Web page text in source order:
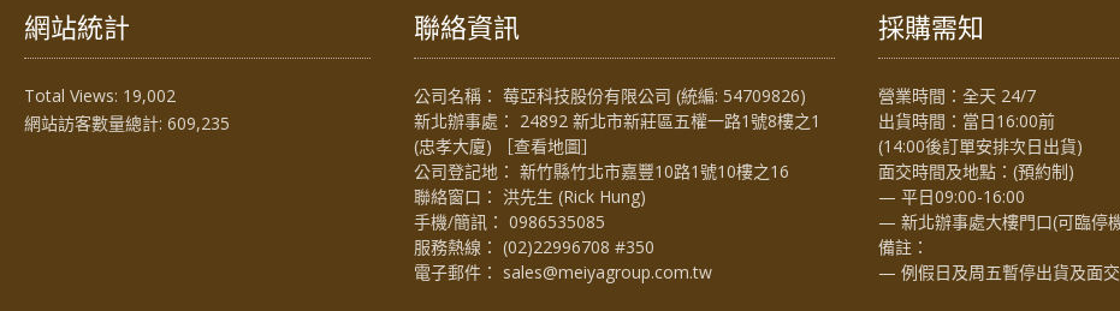
網站統計
Total Views: 19,002
網站訪客數量總計: 609,235
聯絡資訊
公司名稱： 莓亞科技股份有限公司 (統編: 54709826)
新北辦事處： 24892 新北市新莊區五權一路1號8樓之1
(忠孝大廈) ［查看地圖］
公司登記地： 新竹縣竹北市嘉豐10路1號10樓之16
聯絡窗口： 洪先生 (Rick Hung)
手機/簡訊： 0986535085
服務熱線： (02)22996708 #350
電子郵件： sales@meiyagroup.com.tw
採購需知
營業時間：全天 24/7
出貨時間：當日16:00前
(14:00後訂單安排次日出貨)
面交時間及地點：(預約制)
— 平日09:00-16:00
— 新北辦事處大樓門口(可臨停
備註：
— 例假日及周五暫停出貨及面交